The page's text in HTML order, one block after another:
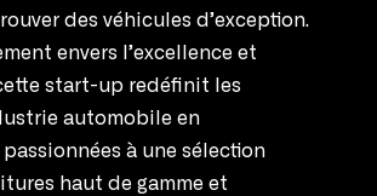
des véhicules d’exception.
envers l’excellence et
start-up redéfinit les
automobile en
à une sélection
haut de gamme et